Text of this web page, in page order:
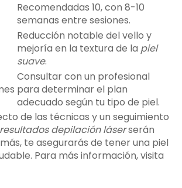
Recomendadas 10, con 8-10
semanas entre sesiones.
Reducción notable del vello y
mejoría en la textura de la piel
suave.
Consultar con un profesional
para determinar el plan
adecuado según tu tipo de piel.
de las técnicas y un seguimiento
resultados depilación láserserán
te asegurarás de tener una piel
Para más información, visita